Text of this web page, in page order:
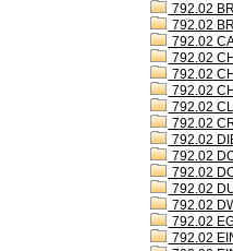
792.02
792.02
792.02
792.02
792.02
792.02
792.02
792.02
792.02
792.02
792.02
792.02
792.02
792.02
792.02